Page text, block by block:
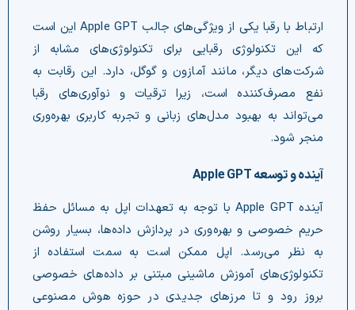
ارتباط با رقبا یکی از ویژگی‌های جالب Apple GPT این است
که این تکنولوژی رقبایی برای تکنولوژی‌های مشابه از
شرکت‌های دیگر، مانند آمازون و گوگل، دارد. این رقابت به
نفع مصرف‌کننده است، زیرا ترقیات و نوآوری‌های رقبا
می‌تواند به بهبود مدل‌های زبانی و تجربه کاربری بهره‌وری
منجر شود.
آینده و توسعه Apple GPT
آینده Apple GPT با توجه به تعهدات اپل به مسائل حفظ
حریم خصوصی و بهره‌وری در پردازش داده‌ها، بسیار روشن
به نظر می‌رسد. اپل ممکن است به سمت استفاده از
تکنولوژی‌های آموزش ماشینی مبتنی بر داده‌های خصوصی
بروز رود و تا مرزهای جدیدی در حوزه هوش مصنوعی